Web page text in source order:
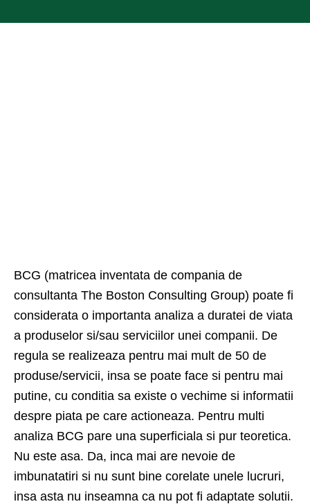
BCG (matricea inventata de compania de
consultanta The Boston Consulting Group) poate fi
considerata o importanta analiza a duratei de viata
a produselor si/sau serviciilor unei companii. De
regula se realizeaza pentru mai mult de 50 de
produse/servicii, insa se poate face si pentru mai
putine, cu conditia sa existe o vechime si informatii
despre piata pe care actioneaza. Pentru multi
analiza BCG pare una superficiala si pur teoretica.
Nu este asa. Da, inca mai are nevoie de
imbunatatiri si nu sunt bine corelate unele lucruri,
insa asta nu inseamna ca nu pot fi adaptate solutii.